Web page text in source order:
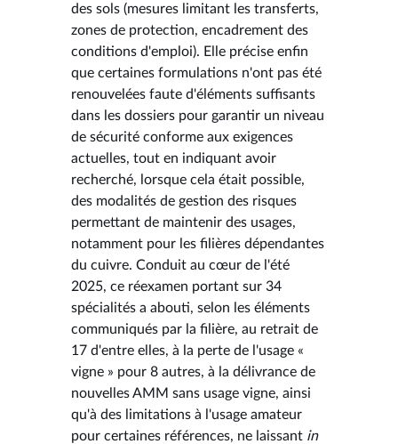
des sols (mesures limitant les transferts,
zones de protection, encadrement des
conditions d'emploi). Elle précise enfin
que certaines formulations n'ont pas été
renouvelées faute d'éléments suffisants
dans les dossiers pour garantir un niveau
de sécurité conforme aux exigences
actuelles, tout en indiquant avoir
recherché, lorsque cela était possible,
des modalités de gestion des risques
permettant de maintenir des usages,
notamment pour les filières dépendantes
du cuivre. Conduit au cœur de l'été
2025, ce réexamen portant sur 34
spécialités a abouti, selon les éléments
communiqués par la filière, au retrait de
17 d'entre elles, à la perte de l'usage «
vigne » pour 8 autres, à la délivrance de
nouvelles AMM sans usage vigne, ainsi
qu'à des limitations à l'usage amateur
pour certaines références, ne laissant in